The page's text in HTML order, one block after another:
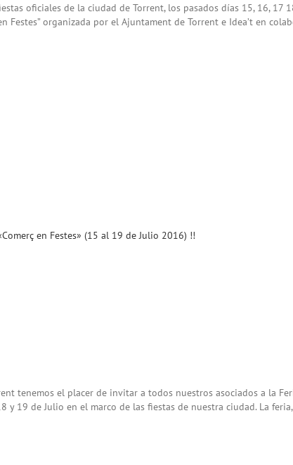
oficiales de la ciudad de Torrent, los pasados días 15, 16,
organizada por el Ajuntament de Torrent e Idea’t en
en Festes» (15 al 19 de Julio 2016) !!
tenemos el placer de invitar a todos nuestros asociados a la
19 de Julio en el marco de las fiestas de nuestra ciudad. La